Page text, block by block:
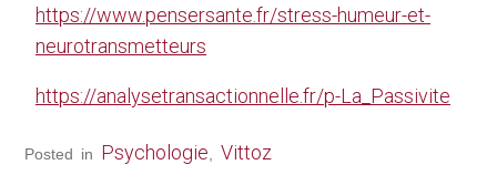
https://www.pensersante.fr/stress-humeur-et-
neurotransmetteurs
https://analysetransactionnelle.fr/p-La_Passivite
Posted in Psychologie Vittoz